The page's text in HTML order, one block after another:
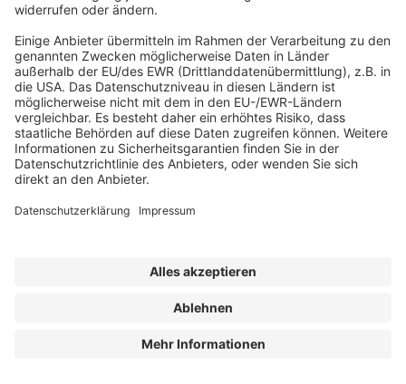
erforderte kein „Spezialwissen“ – jemand
mit handwerklichem Grundverständnis, der
sich auf Google das Gelände anschaut und
Schwachstellen erkennt, kann derartige
Taten planen.
verständlichen Irritation – ein hoher Grad an
Zusammenhalt und Pragmatismus. „Die